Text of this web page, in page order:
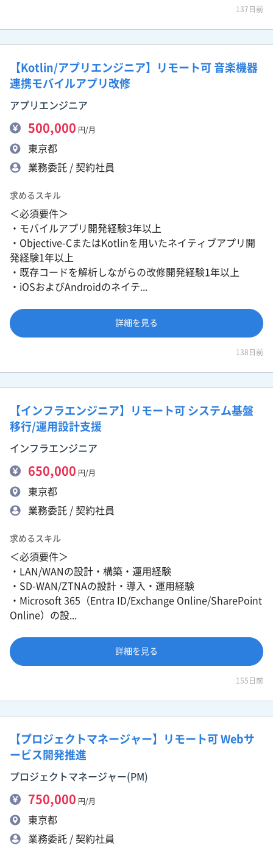
137日前
【Kotlin/アプリエンジニア】リモート可 音楽機器
連携モバイルアプリ改修
アプリエンジニア
500,000 円/月
東京都
業務委託 / 契約社員
求めるスキル
＜必須要件＞
・モバイルアプリ開発経験3年以上
・Objective-CまたはKotlinを用いたネイティブアプリ開
発経験1年以上
・既存コードを解析しながらの改修開発経験1年以上
・iOSおよびAndroidのネイテ...
詳細を見る
138日前
【インフラエンジニア】リモート可 システム基盤
移行/運用設計支援
インフラエンジニア
650,000 円/月
東京都
業務委託 / 契約社員
求めるスキル
＜必須要件＞
・LAN/WANの設計・構築・運用経験
・SD-WAN/ZTNAの設計・導入・運用経験
・Microsoft 365（Entra ID/Exchange Online/SharePoint
Online）の設...
詳細を見る
155日前
【プロジェクトマネージャー】リモート可 Webサ
ービス開発推進
プロジェクトマネージャー(PM)
750,000 円/月
東京都
業務委託 / 契約社員